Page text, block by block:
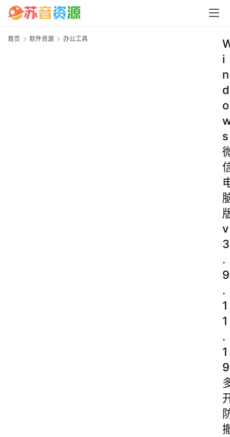
首页 软件资源 办公工具
i
n
d
o
s
v
3
.
9
.
1
1
.
1
9